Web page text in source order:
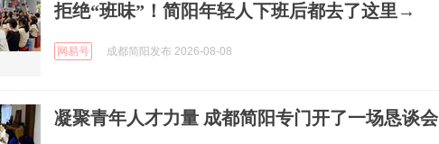
拒绝“班味”！简阳年轻人下班后都去了这里→
网易号 成都简阳发布 2026-08-08
凝聚青年人才力量 成都简阳专门开了一场恳谈会